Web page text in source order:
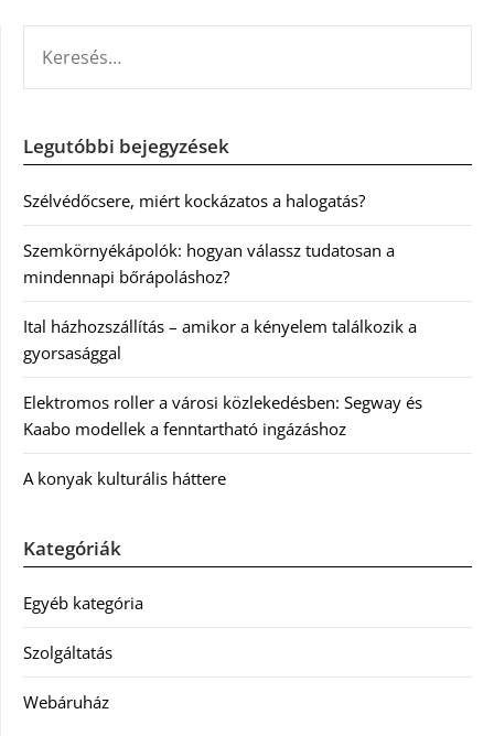
Legutóbbi bejegyzések
Szélvédőcsere, miért kockázatos a halogatás?
Szemkörnyékápolók: hogyan válassz tudatosan a
mindennapi bőrápoláshoz?
Ital házhozszállítás – amikor a kényelem találkozik a
gyorsasággal
Elektromos roller a városi közlekedésben: Segway és
Kaabo modellek a fenntartható ingázáshoz
A konyak kulturális háttere
Kategóriák
Egyéb kategória
Szolgáltatás
Webáruház